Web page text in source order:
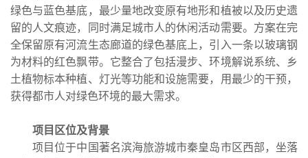
绿色与蓝色基底，最少量地改变原有地形和植被以及历史遗
留的人文痕迹，同时满足城市人的休闲活动需要。方案在完
全保留原有河流生态廊道的绿色基底上，引入一条以玻璃钢
为材料的红色飘带。它整合了包括漫步、环境解说系统、乡
土植物标本种植、灯光等功能和设施需要，用最少的干预，
获得都市人对绿色环境的最大需求。
项目区位及背景
项目位于中国著名滨海旅游城市秦皇岛市区西部，坐落